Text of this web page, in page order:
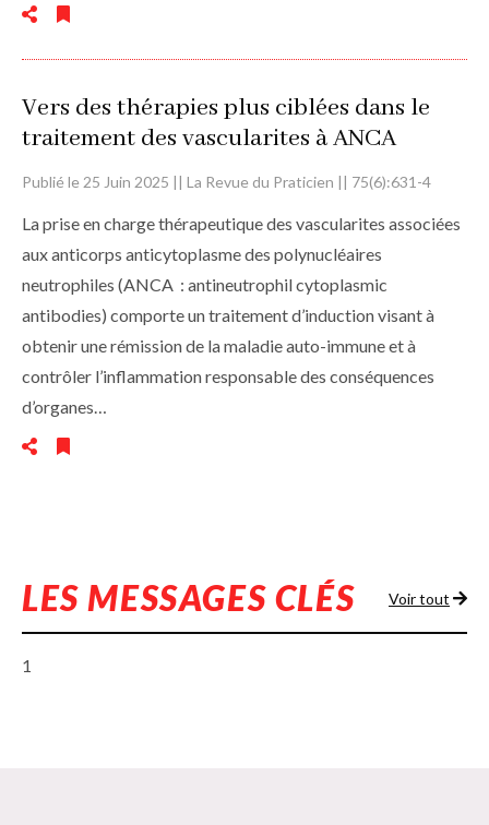
Vers des thérapies plus ciblées dans le
traitement des vascularites à ANCA
Publié le 25 Juin 2025 || La Revue du Praticien || 75(6):631-4
La prise en charge thérapeutique des vascularites associées
aux anticorps anticytoplasme des polynucléaires
neutrophiles (ANCA : antineutrophil cytoplasmic
antibodies) comporte un traitement d’induction visant à
obtenir une rémission de la maladie auto-immune et à
contrôler l’inflammation responsable des conséquences
d’organes…
LES MESSAGES CLÉS Voir tout
1